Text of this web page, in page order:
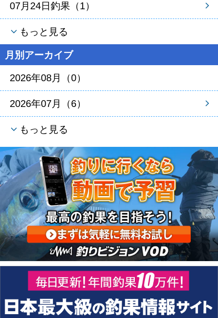
07月24日釣果（1）
もっと見る
月別アーカイブ
2026年08月（0）
2026年07月（6）
もっと見る